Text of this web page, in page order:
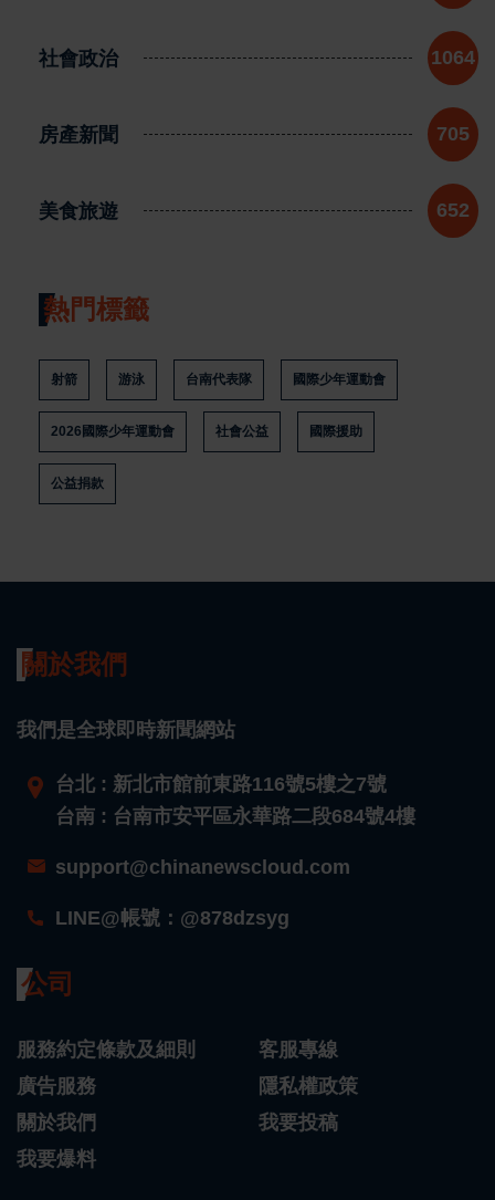
社會政治 1064
房產新聞 705
美食旅遊 652
熱門標籤
射箭 游泳 台南代表隊 國際少年運動會
2026國際少年運動會 社會公益 國際援助
公益捐款
關於我們
我們是全球即時新聞網站
台北 : 新北市館前東路116號5樓之7號
台南 : 台南市安平區永華路二段684號4樓
support@chinanewscloud.com
LINE@帳號：@878dzsyg
公司
服務約定條款及細則
客服專線
廣告服務
隱私權政策
關於我們
我要投稿
我要爆料